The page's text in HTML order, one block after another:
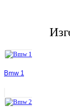
Bmw 1